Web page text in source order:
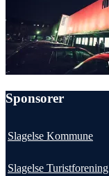
Sponsorer
Slagelse Kommune
Slagelse Turistforening